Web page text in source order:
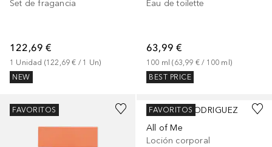
Set de fragancia
122,69 €
1 Unidad (122,69 € / 1 Un)
NEW
Eau de toilette
63,99 €
100 ml (63,99 € / 100 ml )
BEST PRICE
FAVORITOS
NARCISO RODRIGUEZ
All of Me
Loción corporal
FAVORITOS